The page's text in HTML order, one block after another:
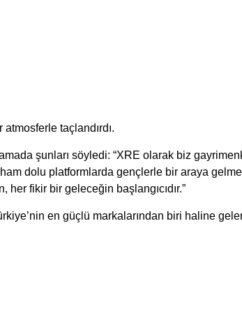
taçlandırdı.
şunları söyledi: “XRE olarak biz
dolu platformlarda gençlerle bir araya
fikir bir geleceğin başlangıcıdır.”
en güçlü markalarından biri haline